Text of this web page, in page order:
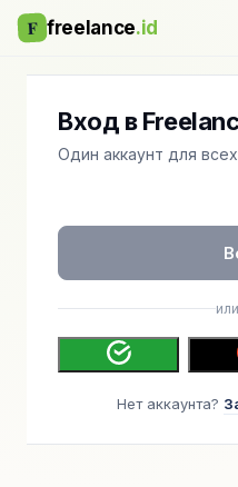
F freelance.id
Вход в
Один аккаунт для
Нет аккаунта?